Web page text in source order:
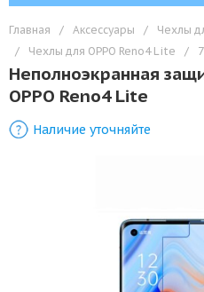
Главная / Аксессуары / Чехлы
/
Чехлы для OPPO Reno4 Lite /
Неполноэкранная
OPPO Reno4 Lite
Наличие уточняйте